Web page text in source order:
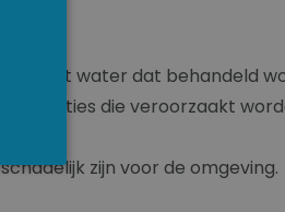
met water dat behandeld
irritaties die veroorzaakt
zijn voor de omgeving.